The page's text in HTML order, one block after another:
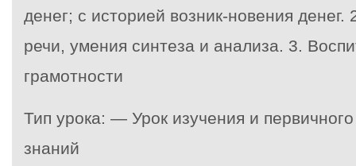
денег; с историей возник-новения
речи, умения синтеза и анализа. 3.
грамотности
Тип урока: — Урок изучения и
знаний